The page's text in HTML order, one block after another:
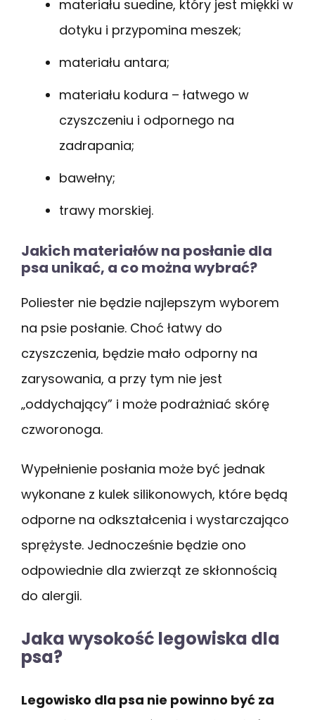
materiału suedine, który jest miękki w
dotyku i przypomina meszek;
materiału antara;
materiału kodura – łatwego w
czyszczeniu i odpornego na
zadrapania;
bawełny;
trawy morskiej.
Jakich materiałów na posłanie dla
psa unikać, a co można wybrać?
Poliester nie będzie najlepszym wyborem
na psie posłanie. Choć łatwy do
czyszczenia, będzie mało odporny na
zarysowania, a przy tym nie jest
„oddychający” i może podrażniać skórę
czworonoga.
Wypełnienie posłania może być jednak
wykonane z kulek silikonowych, które będą
odporne na odkształcenia i wystarczająco
sprężyste. Jednocześnie będzie ono
odpowiednie dla zwierząt ze skłonnością
do alergii.
Jaka wysokość legowiska dla
psa?
Legowisko dla psa nie powinno być za